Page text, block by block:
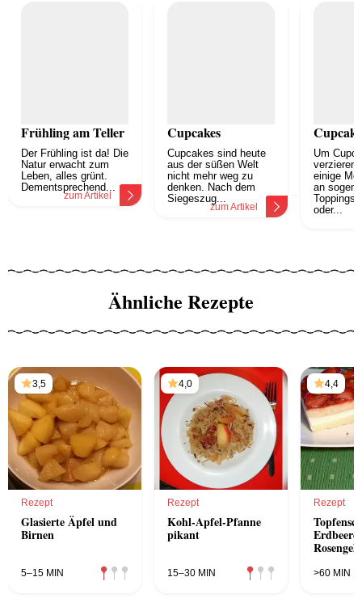
Frühling am Teller
Der Frühling ist da! Die
Natur erwacht zum
Leben, alles grünt.
Dementsprechend...
zum Artikel
Cupcakes
Cupcakes sind heute
aus der süßen Welt
nicht mehr weg zu
denken. Nach dem
Siegeszug...
zum Artikel
Um
verzieren
einige
an
oder...
Ähnliche Rezepte
3,5
Rezept
Glasierte Äpfel und
Birnen
5–15 MIN
4,0
Rezept
Kohl-Apfel-Pfanne
pikant
15–30 MIN
4,4
Rezept
>60 MIN